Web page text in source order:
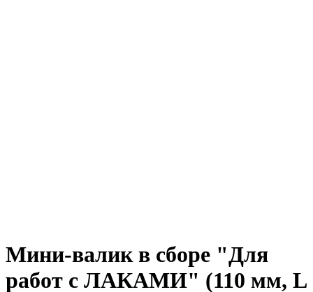
Мини-валик в сборе "Для
работ с ЛАКАМИ" (110 мм, L